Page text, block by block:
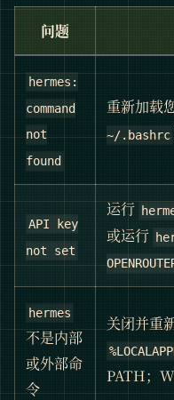
问题
hermes:
command
not
found
重新加载
~/.bashrc
API key
not set
运行
或运行
hermes
不是内部
或外部命
令
关闭并重
PATH；